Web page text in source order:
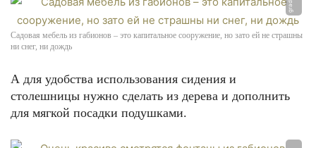
Садовая мебель из габионов – это капитальное сооружение, но зато ей не страшны
ни снег, ни дождь
А для удобства использования сидения и
столешницы нужно сделать из дерева и дополнить
для мягкой посадки подушками.